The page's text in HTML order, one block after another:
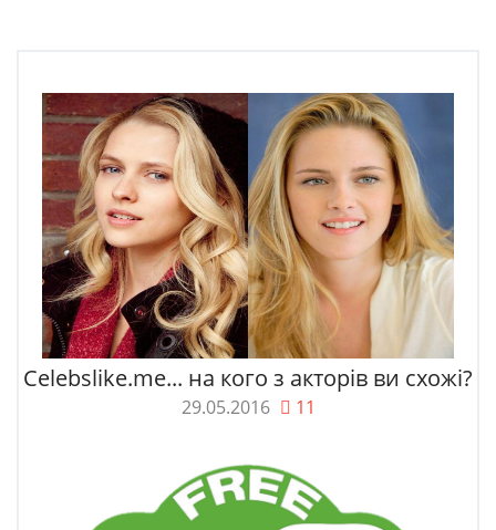
Celebslike.me... на кого з акторів ви схожі?
29.05.2016 11